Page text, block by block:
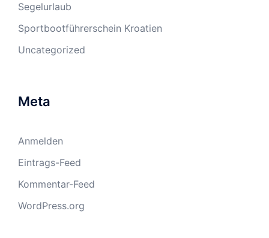
Segelurlaub
Sportbootführerschein Kroatien
Uncategorized
Meta
Anmelden
Eintrags-Feed
Kommentar-Feed
WordPress.org